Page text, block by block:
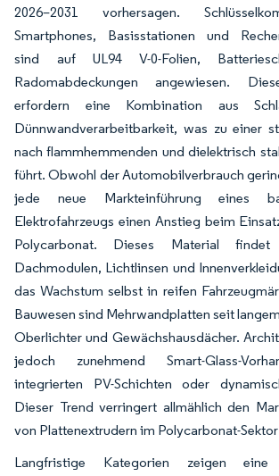
2026–2031 vorhersagen.
Smartphones, Basisstationen und
sind auf UL94 V-0-Folien,
Radomabdeckungen angewiesen.
erfordern eine Kombination aus
Dünnwandverarbeitbarkeit, was zu einer
nach flammhemmenden und dielektrisch
führt. Obwohl der Automobilverbrauch
jede neue Markteinführung eines
Elektrofahrzeugs einen Anstieg beim
Polycarbonat. Dieses Material
Dachmodulen, Lichtlinsen und
das Wachstum selbst in reifen
Bauwesen sind Mehrwandplatten seit
Oberlichter und Gewächshausdächer.
jedoch zunehmend Smart-Glass-
integrierten PV-Schichten oder
Dieser Trend verringert allmählich den
von Plattenextrudern im Polycarbonat-
Langfristige Kategorien zeigen eine